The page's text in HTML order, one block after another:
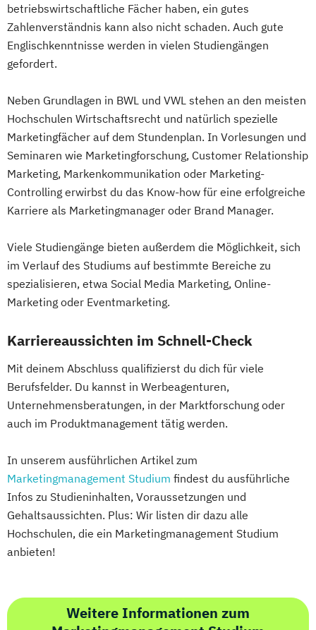
betriebswirtschaftliche Fächer haben, ein gutes
Zahlenverständnis kann also nicht schaden. Auch gute
Englischkenntnisse werden in vielen Studiengängen
gefordert.
Neben Grundlagen in BWL und VWL stehen an den meisten
Hochschulen Wirtschaftsrecht und natürlich spezielle
Marketingfächer auf dem Stundenplan. In Vorlesungen und
Seminaren wie Marketingforschung, Customer Relationship
Marketing, Markenkommunikation oder Marketing-
Controlling erwirbst du das Know-how für eine erfolgreiche
Karriere als Marketingmanager oder Brand Manager.
Viele Studiengänge bieten außerdem die Möglichkeit, sich
im Verlauf des Studiums auf bestimmte Bereiche zu
spezialisieren, etwa Social Media Marketing, Online-
Marketing oder Eventmarketing.
Karriereaussichten im Schnell-Check
Mit deinem Abschluss qualifizierst du dich für viele
Berufsfelder. Du kannst in Werbeagenturen,
Unternehmensberatungen, in der Marktforschung oder
auch im Produktmanagement tätig werden.
In unserem ausführlichen Artikel zum
Marketingmanagement Studium findest du ausführliche
Infos zu Studieninhalten, Voraussetzungen und
Gehaltsaussichten. Plus: Wir listen dir dazu alle
Hochschulen, die ein Marketingmanagement Studium
anbieten!
Weitere Informationen zum